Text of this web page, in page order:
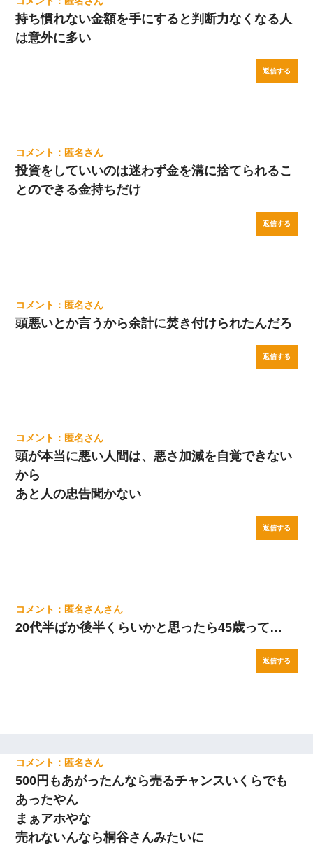
持ち慣れない金額を手にすると判断力なくなる人
は意外に多い
返信する
匿名
投資をしていいのは迷わず金を溝に捨てられるこ
とのできる金持ちだけ
返信する
匿名
頭悪いとか言うから余計に焚き付けられたんだろ
返信する
匿名
頭が本当に悪い人間は、悪さ加減を自覚できない
から
あと人の忠告聞かない
返信する
匿名さん
20代半ばか後半くらいかと思ったら45歳って…
返信する
匿名
500円もあがったんなら売るチャンスいくらでも
あったやん
まぁアホやな
売れないんなら桐谷さんみたいに